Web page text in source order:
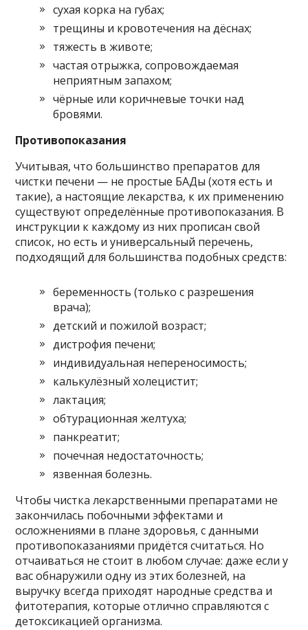
сухая корка на губах;
трещины и кровотечения на дёснах;
тяжесть в животе;
частая отрыжка, сопровождаемая
неприятным запахом;
чёрные или коричневые точки над
бровями.
Противопоказания
Учитывая, что большинство препаратов для
чистки печени — не простые БАДы (хотя есть и
такие), а настоящие лекарства, к их применению
существуют определённые противопоказания. В
инструкции к каждому из них прописан свой
список, но есть и универсальный перечень,
подходящий для большинства подобных средств:
беременность (только с разрешения
врача);
детский и пожилой возраст;
дистрофия печени;
индивидуальная непереносимость;
калькулёзный холецистит;
лактация;
обтурационная желтуха;
панкреатит;
почечная недостаточность;
язвенная болезнь.
Чтобы чистка лекарственными препаратами не
закончилась побочными эффектами и
осложнениями в плане здоровья, с данными
противопоказаниями придётся считаться. Но
отчаиваться не стоит в любом случае: даже если у
вас обнаружили одну из этих болезней, на
выручку всегда приходят народные средства и
фитотерапия, которые отлично справляются с
детоксикацией организма.